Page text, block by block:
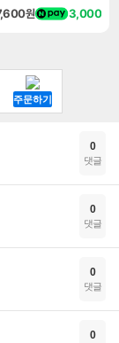
원 3,000
0
댓글
0
댓글
0
댓글
0